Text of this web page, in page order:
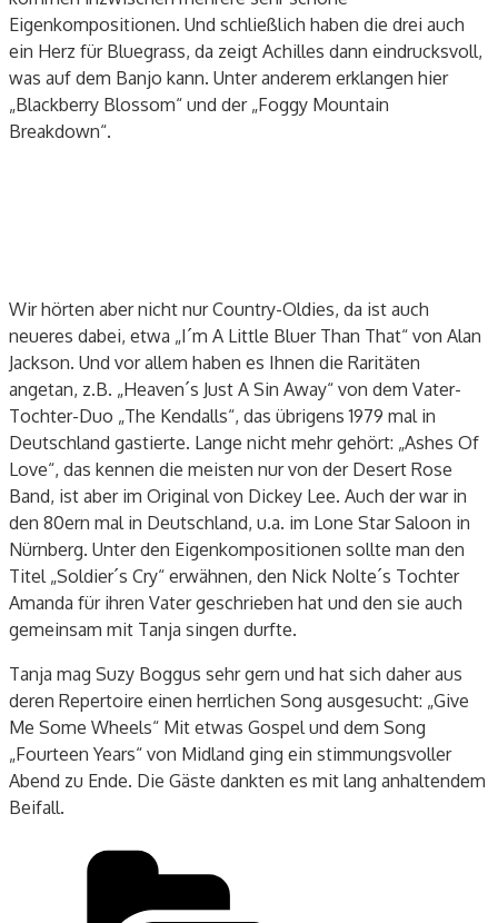
Eigenkompositionen. Und schließlich haben die drei auch
ein Herz für Bluegrass, da zeigt Achilles dann eindrucksvoll,
was auf dem Banjo kann. Unter anderem erklangen hier
„Blackberry Blossom“ und der „Foggy Mountain
Breakdown“.
Wir hörten aber nicht nur Country-Oldies, da ist auch
neueres dabei, etwa „I´m A Little Bluer Than That“ von Alan
Jackson. Und vor allem haben es Ihnen die Raritäten
angetan, z.B. „Heaven´s Just A Sin Away“ von dem Vater-
Tochter-Duo „The Kendalls“, das übrigens 1979 mal in
Deutschland gastierte. Lange nicht mehr gehört: „Ashes Of
Love“, das kennen die meisten nur von der Desert Rose
Band, ist aber im Original von Dickey Lee. Auch der war in
den 80ern mal in Deutschland, u.a. im Lone Star Saloon in
Nürnberg. Unter den Eigenkompositionen sollte man den
Titel „Soldier´s Cry“ erwähnen, den Nick Nolte´s Tochter
Amanda für ihren Vater geschrieben hat und den sie auch
gemeinsam mit Tanja singen durfte.
Tanja mag Suzy Boggus sehr gern und hat sich daher aus
deren Repertoire einen herrlichen Song ausgesucht: „Give
Me Some Wheels“ Mit etwas Gospel und dem Song
„Fourteen Years“ von Midland ging ein stimmungsvoller
Abend zu Ende. Die Gäste dankten es mit lang anhaltendem
Beifall.